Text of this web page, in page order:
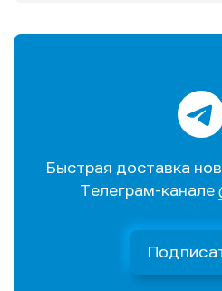
Быстрая доставка
Телеграм-канале